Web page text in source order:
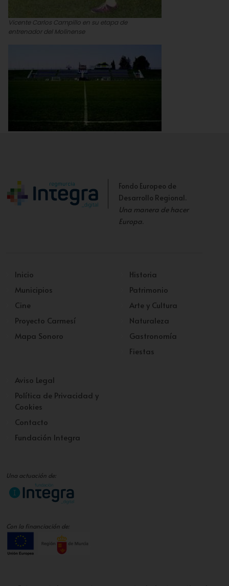
Vicente Carlos Campillo en su etapa de
entrenador del Molinense
Fondo Europeo de
Desarrollo Regional.
Una manera de hacer
Europa.
Inicio
Municipios
Cine
Proyecto Carmesí
Mapa Sonoro
Historia
Patrimonio
Arte y Cultura
Naturaleza
Gastronomía
Fiestas
Aviso Legal
Política de Privacidad y
Cookies
Contacto
Fundación Integra
Una actuación de:
Con la financiación de: